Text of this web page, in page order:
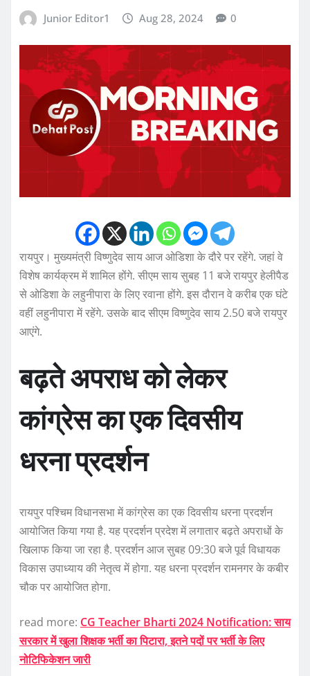
Junior Editor1 Aug 28, 2024 0
रायपुर। मुख्यमंत्री विष्णुदेव साय आज ओडिशा के दौरे पर रहेंगे. जहां वे
विशेष कार्यक्रम में शामिल होंगे. सीएम साय सुबह 11 बजे रायपुर हेलीपैड
से ओडिशा के लहुनीपारा के लिए रवाना होंगे. इस दौरान वे करीब एक घंटे
वहीं लहुनीपारा में रहेंगे. उसके बाद सीएम विष्णुदेव साय 2.50 बजे रायपुर
आएंगे.
बढ़ते अपराध को लेकर
कांग्रेस का एक दिवसीय
धरना प्रदर्शन
रायपुर पश्चिम विधानसभा में कांग्रेस का एक दिवसीय धरना प्रदर्शन
आयोजित किया गया है. यह प्रदर्शन प्रदेश में लगातार बढ़ते अपराधों के
खिलाफ किया जा रहा है. प्रदर्शन आज सुबह 09:30 बजे पूर्व विधायक
विकास उपाध्याय की नेतृत्व में होगा. यह धरना प्रदर्शन रामनगर के कबीर
चौक पर आयोजित होगा.
read more: CG Teacher Bharti 2024 Notification: साय
सरकार में खुला शिक्षक भर्ती का पिटारा, इतने पदों पर भर्ती के लिए
नोटिफिकेशन जारी